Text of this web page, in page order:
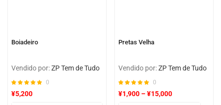
Boiadeiro
Vendido por:ZP Tem de Tudo
0
¥5,200
Pretas Velha
Vendido por:ZP Tem de Tudo
0
¥1,900 –¥15,000